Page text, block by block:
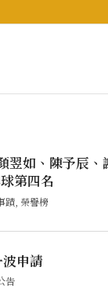
翌如、陳予辰
第四名
蹟 榮譽榜
申請
告